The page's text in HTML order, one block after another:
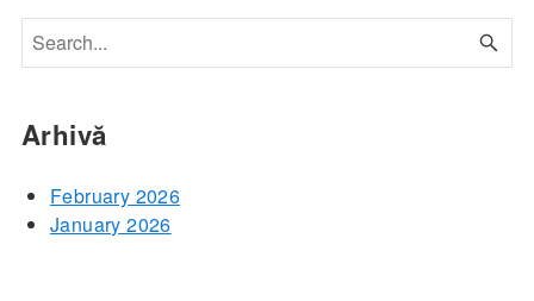
Arhivă
February 2026
January 2026